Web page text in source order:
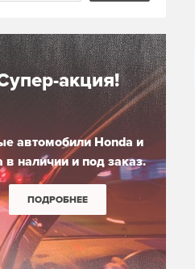
акция!
автомобили Honda и
в наличии и под заказ.
ПОДРОБНЕЕ